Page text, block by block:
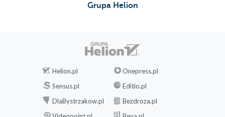
Grupa Helion
Helion.pl
Onepress.pl
Sensus.pl
Editio.pl
DlaBystrzakow.pl
Bezdroza.pl